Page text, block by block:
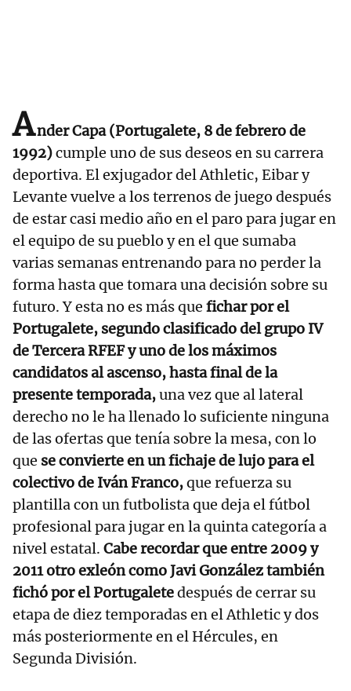
Ander Capa (Portugalete, 8 de febrero de
1992)cumple uno de sus deseos en su carrera
deportiva. El exjugador del Athletic, Eibar y
Levante vuelve a los terrenos de juego después
de estar casi medio año en el paro para jugar en
el equipo de su pueblo y en el que sumaba
varias semanas entrenando para no perder la
forma hasta que tomara una decisión sobre su
futuro. Y esta no es más que fichar por el
Portugalete, segundo clasificado del grupo IV
de Tercera RFEF y uno de los máximos
candidatos al ascenso, hasta final de la
presente temporada,una vez que al lateral
derecho no le ha llenado lo suficiente ninguna
de las ofertas que tenía sobre la mesa, con lo
que se convierte en un fichaje de lujo para el
colectivo de Iván Franco,que refuerza su
plantilla con un futbolista que deja el fútbol
profesional para jugar en la quinta categoría a
nivel estatal. Cabe recordar que entre 2009 y
2011 otro exleón como Javi González también
fichó por el Portugaletedespués de cerrar su
etapa de diez temporadas en el Athletic y dos
más posteriormente en el Hércules, en
Segunda División.